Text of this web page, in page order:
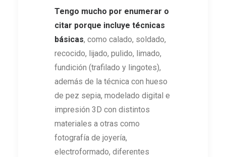
Tengo mucho por enumerar o
citar porque incluye técnicas
básicas, como calado, soldado,
recocido, lijado, pulido, limado,
fundición (trafilado y lingotes),
además de la técnica con hueso
de pez sepia, modelado digital e
impresión 3D con distintos
materiales a otras como
fotografía de joyería,
electroformado, diferentes